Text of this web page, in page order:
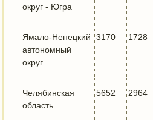
округ - Югра
Ямало-Ненецкий
автономный
округ
3170 1728
Челябинская
область
5652 2964